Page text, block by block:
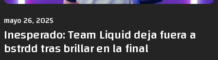
mayo 26, 2025
Inesperado: Team Liquid deja fuera a
bstrdd tras brillar en la final